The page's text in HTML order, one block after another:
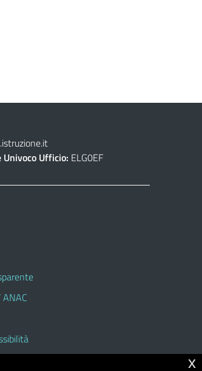
Univoco Ufficio: ELG0EF
x